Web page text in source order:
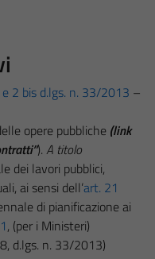
2 bis d.lgs. n. 33/2013 –
opere pubbliche (link
). A titolo
dei lavori pubblici,
ai sensi dell’art. 21
di pianificazione ai
, (per i Ministeri)
d.lgs. n. 33/2013)